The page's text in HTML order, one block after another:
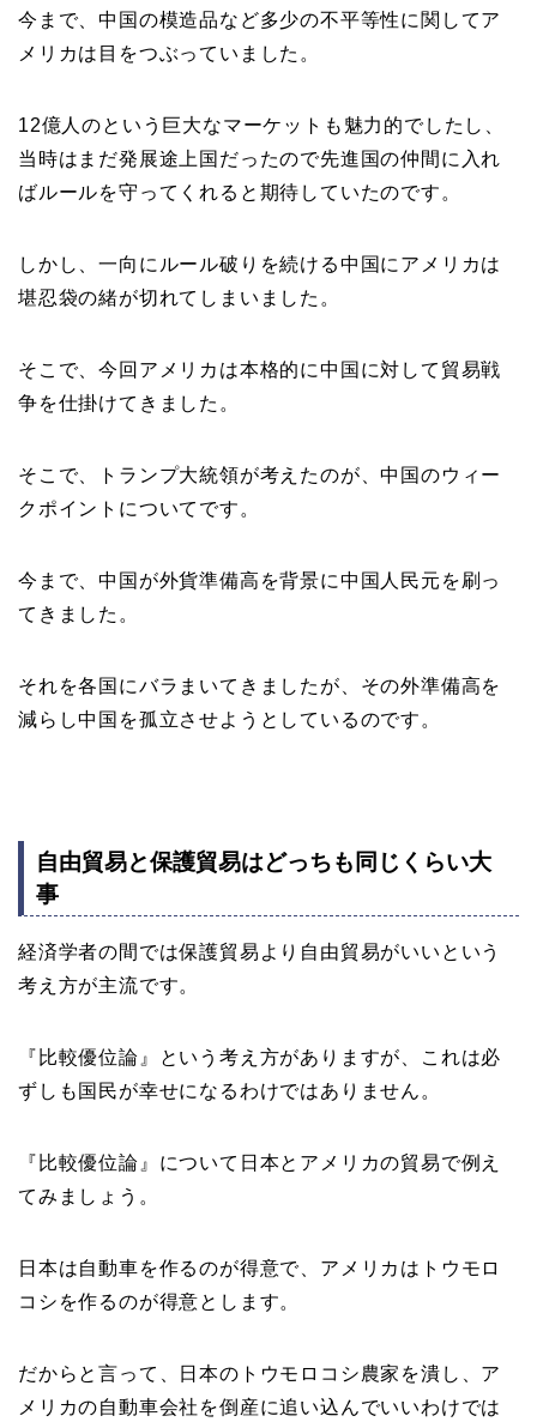
今まで、中国の模造品など多少の不平等性に関してア
メリカは目をつぶっていました。
12億人のという巨大なマーケットも魅力的でしたし、
当時はまだ発展途上国だったので先進国の仲間に入れ
ばルールを守ってくれると期待していたのです。
しかし、一向にルール破りを続ける中国にアメリカは
堪忍袋の緒が切れてしまいました。
そこで、今回アメリカは本格的に中国に対して貿易戦
争を仕掛けてきました。
そこで、トランプ大統領が考えたのが、中国のウィー
クポイントについてです。
今まで、中国が外貨準備高を背景に中国人民元を刷っ
てきました。
それを各国にバラまいてきましたが、その外準備高を
減らし中国を孤立させようとしているのです。
自由貿易と保護貿易はどっちも同じくらい大
事
経済学者の間では保護貿易より自由貿易がいいという
考え方が主流です。
『比較優位論』という考え方がありますが、これは必
ずしも国民が幸せになるわけではありません。
『比較優位論』について日本とアメリカの貿易で例え
てみましょう。
日本は自動車を作るのが得意で、アメリカはトウモロ
コシを作るのが得意とします。
だからと言って、日本のトウモロコシ農家を潰し、ア
メリカの自動車会社を倒産に追い込んでいいわけでは